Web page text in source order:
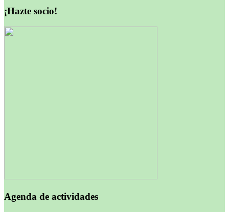
¡Hazte socio!
Agenda de actividades